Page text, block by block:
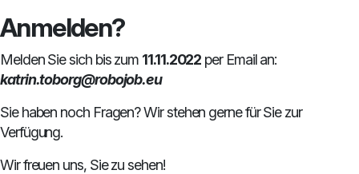
Anmelden?
Melden Sie sich bis zum 11.11.2022 per Email an:
katrin.toborg@robojob.eu
Sie haben noch Fragen? Wir stehen gerne für Sie zur
Verfügung.
Wir freuen uns, Sie zu sehen!